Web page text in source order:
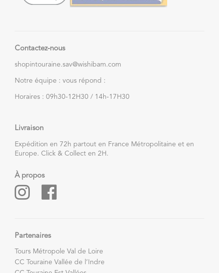
Contactez-nous
shopintouraine.sav@wishibam.com
Notre équipe : vous répond :
Horaires : 09h30-12H30 / 14h-17H30
Livraison
Expédition en 72h partout en France Métropolitaine et en
Europe. Click & Collect en 2H.
À propos
Partenaires
Tours Métropole Val de Loire
CC Touraine Vallée de l’Indre